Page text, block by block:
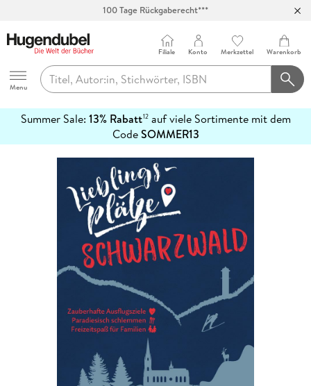
100 Tage Rückgaberecht***
Hugendubel
Menu
Filiale Konto Merkzettel Warenkorb
Summer Sale: 13% Rabatt12auf viele Sortimente mit dem
CodeSOMMER13
erfahren